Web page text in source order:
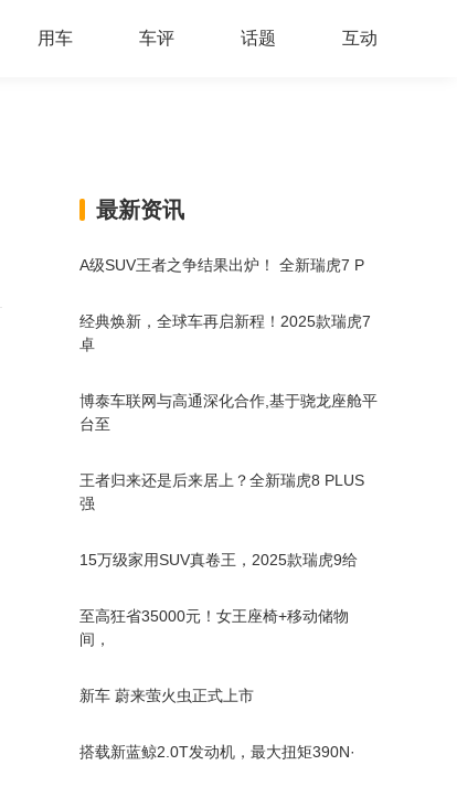
用车 车评 话题 互动
最新资讯
A级SUV王者之争结果出炉！ 全新瑞虎7 P
经典焕新，全球车再启新程！2025款瑞虎7
卓
博泰车联网与高通深化合作,基于骁龙座舱平
台至
王者归来还是后来居上？全新瑞虎8 PLUS
强
15万级家用SUV真卷王，2025款瑞虎9给
至高狂省35000元！女王座椅+移动储物
间，
新车 蔚来萤火虫正式上市
搭载新蓝鲸2.0T发动机，最大扭矩390N·